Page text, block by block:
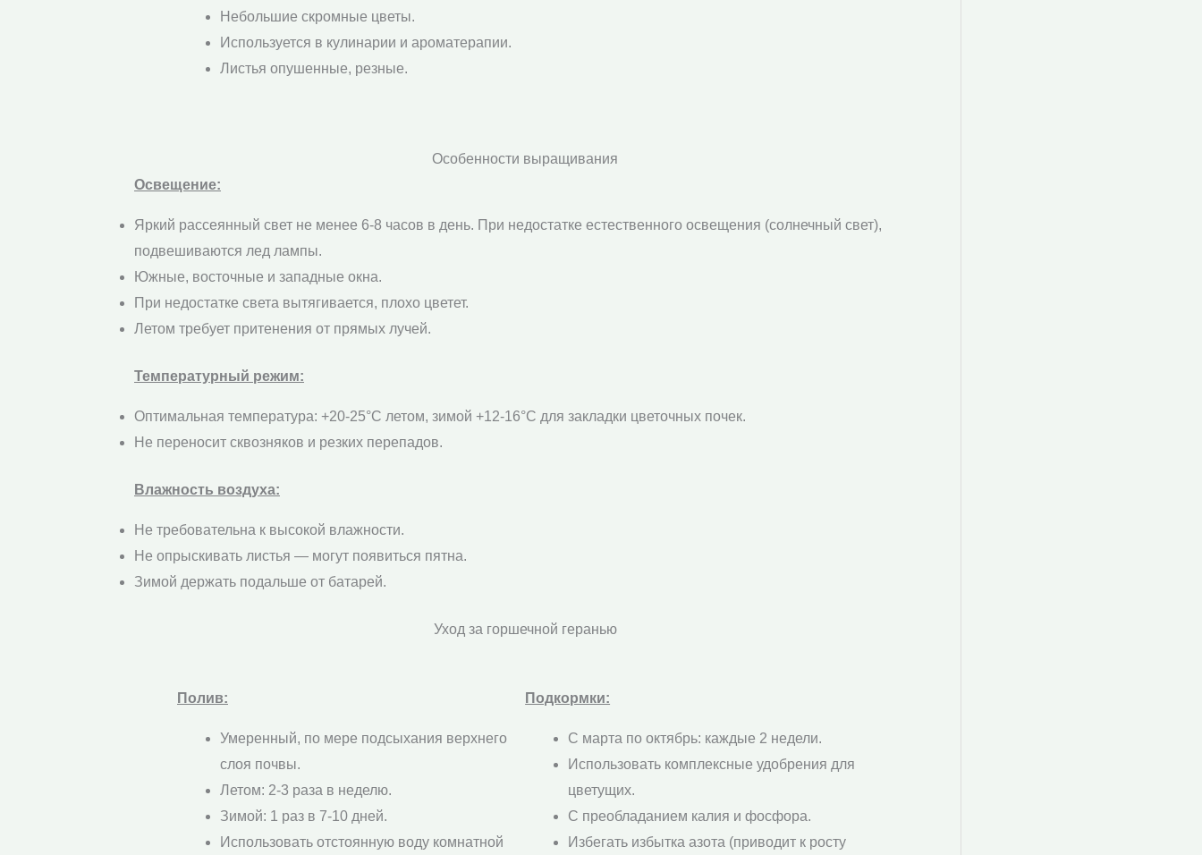
Небольшие скромные цветы.
Используется в кулинарии и ароматерапии.
Листья опушенные, резные.
Особенности выращивания
Освещение:
Яркий рассеянный свет не менее 6-8 часов в день. При недостатке естественного освещения (солнечный свет),
подвешиваются лед лампы.
Южные, восточные и западные окна.
При недостатке света вытягивается, плохо цветет.
Летом требует притенения от прямых лучей.
Температурный режим:
Оптимальная температура: +20-25°C летом, зимой +12-16°C для закладки цветочных почек.
Не переносит сквозняков и резких перепадов.
Влажность воздуха:
Не требовательна к высокой влажности.
Не опрыскивать листья — могут появиться пятна.
Зимой держать подальше от батарей.
Уход за горшечной геранью
Полив:
Умеренный, по мере подсыхания верхнего
слоя почвы.
Летом: 2-3 раза в неделю.
Зимой: 1 раз в 7-10 дней.
Использовать отстоянную воду комнатной
Подкормки:
С марта по октябрь: каждые 2 недели.
Использовать комплексные удобрения для
цветущих.
С преобладанием калия и фосфора.
Избегать избытка азота (приводит к росту